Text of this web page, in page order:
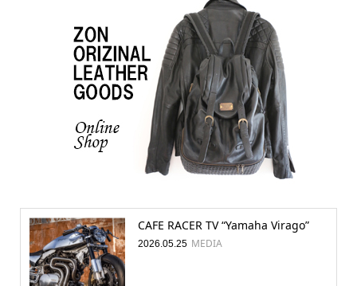
CAFE RACER TV “Yamaha Virago”
2026.05.25 MEDIA